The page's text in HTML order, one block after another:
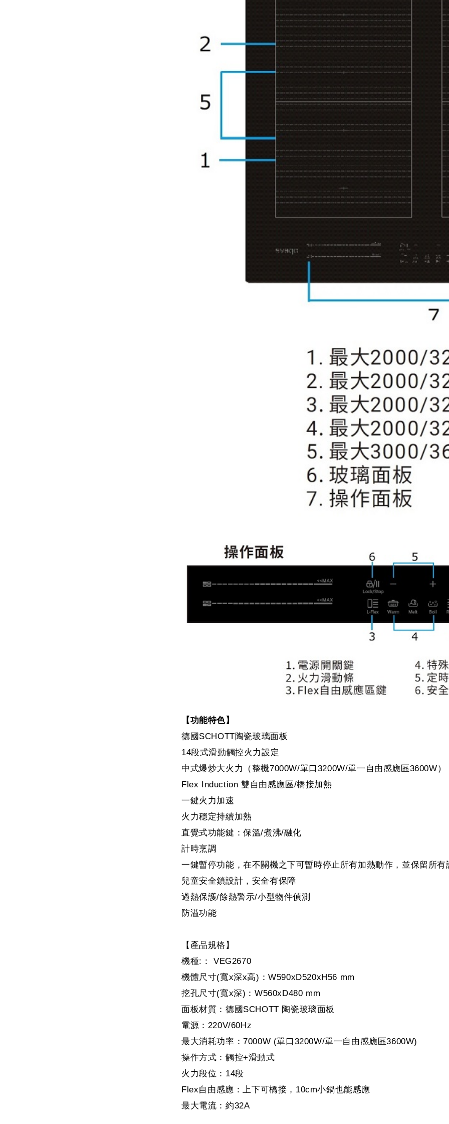
【功能特色】
德國SCHOTT陶瓷玻璃面板
14段式滑動觸控火力設定
中式爆炒大火力（整機7000W/單口3200W/單一自由感應區3600W）
Flex Induction 雙自由感應區/橋接加熱
一鍵火力加速
火力穩定持續加熱
直覺式功能鍵：保溫/煮沸/融化
計時烹調
一鍵暫停功能，在不關機之下可暫時停止所有加熱動作，並保留所有
兒童安全鎖設計，安全有保障
過熱保護/餘熱警示/小型物件偵測
防溢功能
【產品規格】
機種:： VEG2670
機體尺寸(寬x深x高)：W590xD520xH56 mm
挖孔尺寸(寬x深)：W560xD480 mm
面板材質：德國SCHOTT 陶瓷玻璃面板
電源：220V/60Hz
最大消耗功率：7000W (單口3200W/單一自由感應區3600W)
操作方式：觸控+滑動式
火力段位：14段
Flex自由感應：上下可橋接，10cm小鍋也能感應
最大電流：約32A